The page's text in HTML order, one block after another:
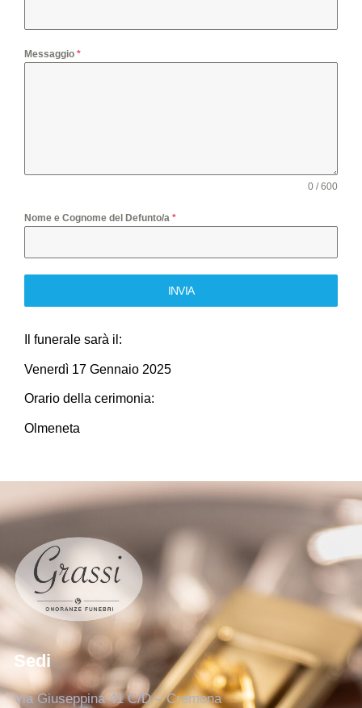
Messaggio *
0 / 600
Nome e Cognome del Defunto/a *
INVIA
Il funerale sarà il:
Venerdì 17 Gennaio 2025
Orario della cerimonia:
Olmeneta
Sedi
Via Giuseppina 41 C/D – Cremona